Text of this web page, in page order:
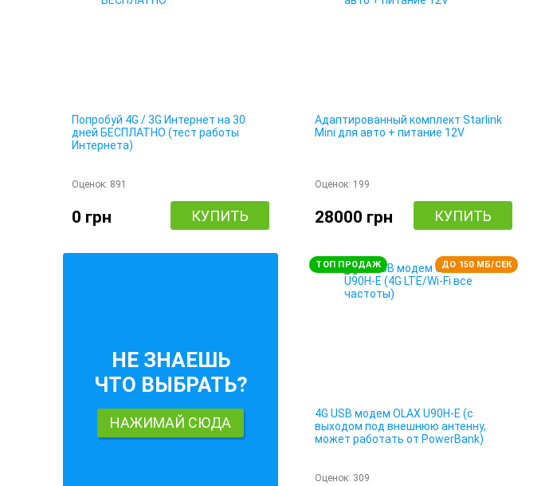
Попробуй 4G / 3G Интернет на 30
дней БЕСПЛАТНО (тест работы
Интернета)
Оценок: 891
0 грн КУПИТЬ
Адаптированный комплект Starlink
Mini для авто + питание 12V
Оценок: 199
28000 грн КУПИТЬ
НЕ ЗНАЕШЬ
ЧТО ВЫБРАТЬ?
НАЖИМАЙ СЮДА
ТОП ПРОДАЖ ДО 150 МБ/СЕК
4G USB модем OLAX U90H-E (с
выходом под внешнюю антенну,
может работать от PowerBank)
Оценок: 309